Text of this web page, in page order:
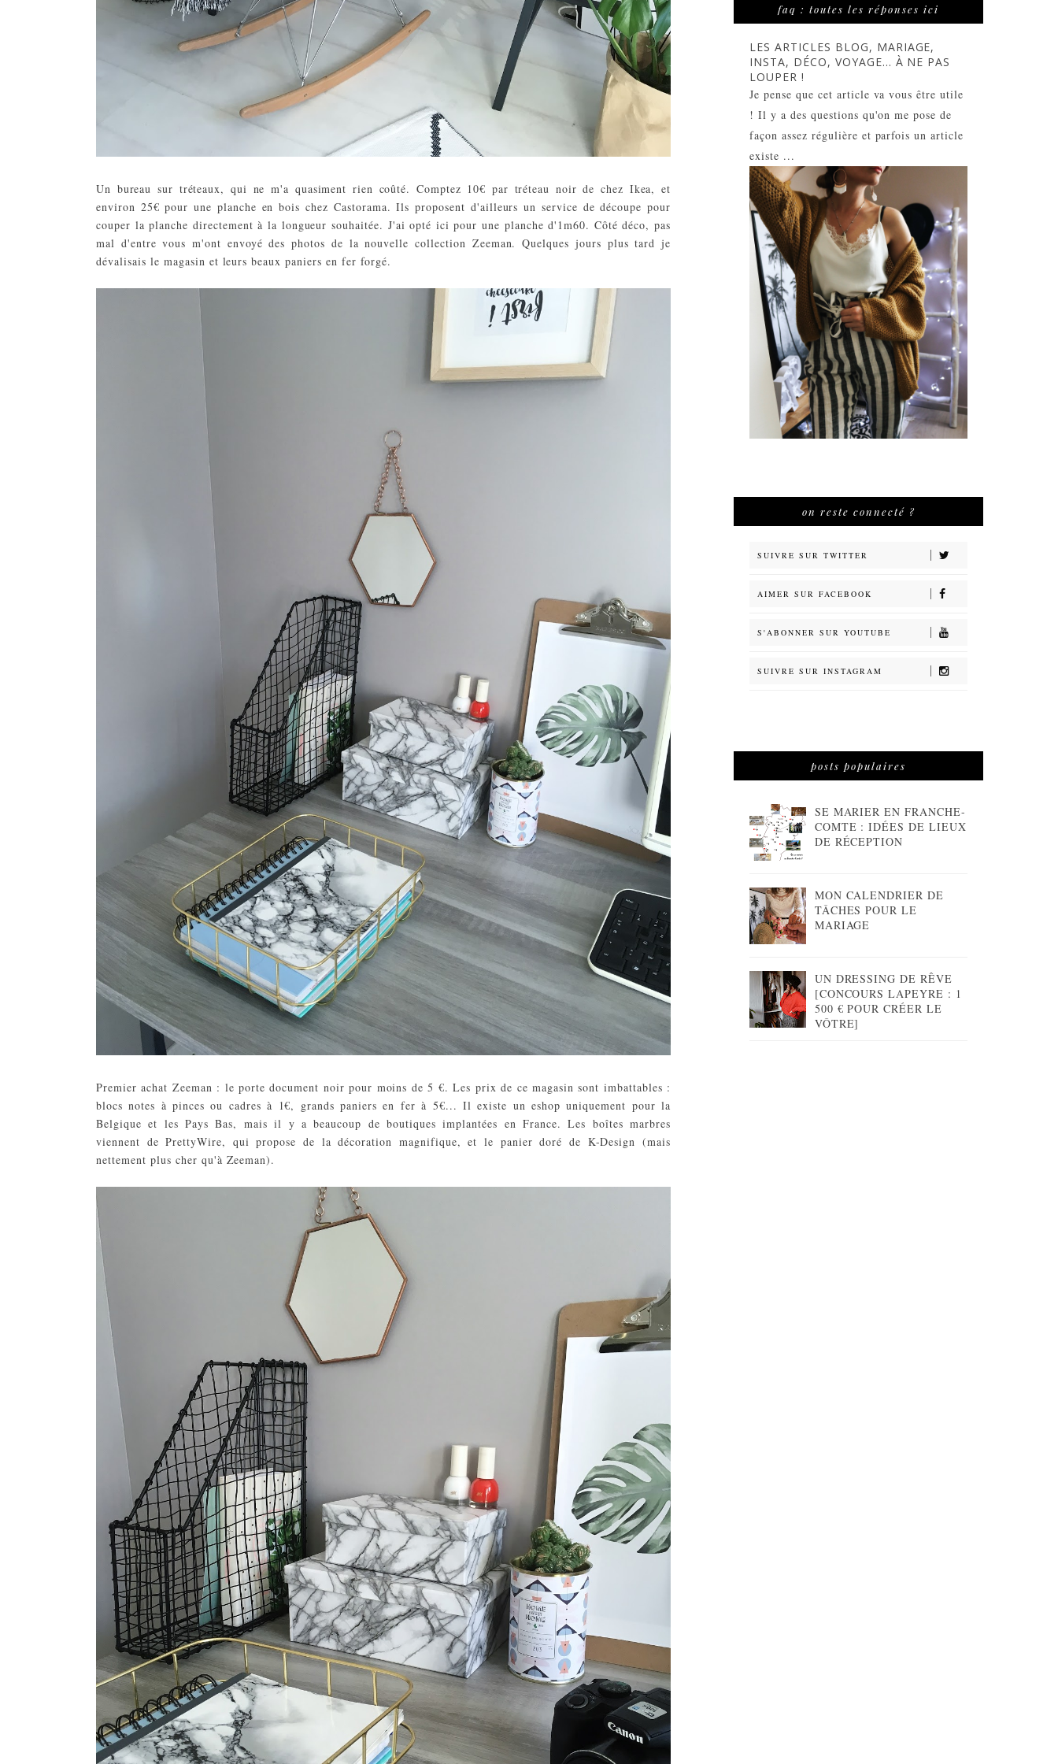
Un bureau sur tréteaux, qui ne m'a quasiment rien coûté. Comptez 10€ par tréteau noir de chez Ikea, et
environ 25€ pour une planche en bois chez Castorama. Ils proposent d'ailleurs un service de découpe pour
couper la planche directement à la longueur souhaitée. J'ai opté ici pour une planche d'1m60. Côté déco, pas
mal d'entre vous m'ont envoyé des photos de la nouvelle collection Zeeman. Quelques jours plus tard je
dévalisais le magasin et leurs beaux paniers en fer forgé.
Premier achat Zeeman : le porte document noir pour moins de 5 €. Les prix de ce magasin sont imbattables :
blocs notes à pinces ou cadres à 1€, grands paniers en fer à 5€... Il existe un eshop uniquement pour la
Belgique et les Pays Bas, mais il y a beaucoup de boutiques implantées en France. Les boîtes marbres
viennent de PrettyWire, qui propose de la décoration magnifique, et le panier doré de K-Design (mais
nettement plus cher qu'à Zeeman).
faq : toutes les réponses ici
LES ARTICLES BLOG, MARIAGE,
INSTA, DÉCO, VOYAGE... À NE PAS
LOUPER !
Je pense que cet article va vous être utile
! Il y a des questions qu'on me pose de
façon assez régulière et parfois un article
existe ...
on reste connecté ?
SUIVRE SUR TWITTER
AIMER SUR FACEBOOK
S'ABONNER SUR YOUTUBE
SUIVRE SUR INSTAGRAM
posts populaires
SE MARIER EN FRANCHE-
COMTE : IDÉES DE LIEUX
DE RÉCEPTION
MON CALENDRIER DE
TÂCHES POUR LE
MARIAGE
UN DRESSING DE RÊVE
[CONCOURS LAPEYRE : 1
500 € POUR CRÉER LE
VÔTRE]